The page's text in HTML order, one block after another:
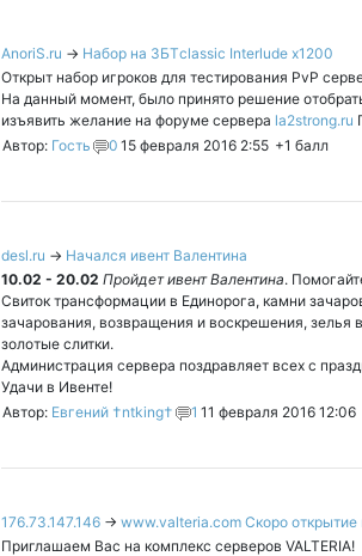
AnoriS.ru → Набор на ЗБТclassic Interlude x1200
Открыт набор игроков для теcтирования PvP
На данный момент, было принято решение
изъявить желание на форуме сервера la2strong.ru
Автор: Гость 0 15 февраля 2016 2:55 +1 балл
desl.ru → Начался ивент Валентина
10.02 - 20.02 Пройдет ивент Валентина.
Свиток трансформации в Единорога, камни
зачарования, возвращения и воскрешения, зелья
золотые слитки.
Администрация сервера поздравляет всех с
Удачи в Ивенте!
Автор: Евгений †ntking† 1 11 февраля 2016 12:06
176.73.147.146 → www.valteria.com Скоро
Приглашаем Вас на комплекс серверов VALTERIA!